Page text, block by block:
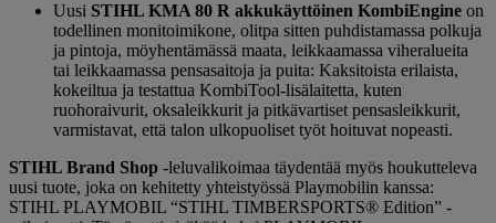
Uusi STIHL KMA 80 R akkukäyttöinen KombiEngine on
todellinen monitoimikone, olitpa sitten puhdistamassa polkuja
ja pintoja, möyhentämässä maata, leikkaamassa viheralueita
tai leikkaamassa pensasaitoja ja puita: Kaksitoista erilaista,
kokeiltua ja testattua KombiTool-lisälaitetta, kuten
ruohoraivurit, oksaleikkurit ja pitkävartiset pensasleikkurit,
varmistavat, että talon ulkopuoliset työt hoituvat nopeasti.
STIHL Brand Shop -leluvalikoimaa täydentää myös houkutteleva
uusi tuote, joka on kehitetty yhteistyössä Playmobilin kanssa:
STIHL PLAYMOBIL “STIHL TIMBERSPORTS® Edition” -